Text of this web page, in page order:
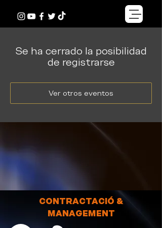
Se ha cerrado la posibilidad
de registrarse
Ver otros eventos
CONTRACTACIÓ &
MANAGEMENT